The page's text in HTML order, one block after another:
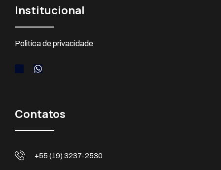
Institucional
Politíca de privacidade
Contatos
+55 (19) 3237-2530